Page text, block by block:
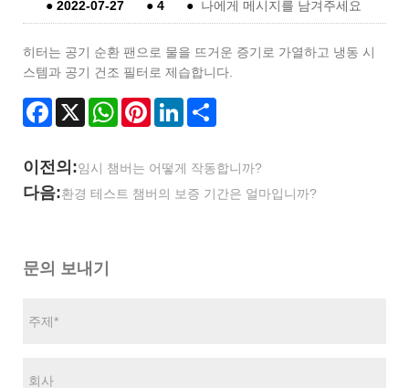
●2022-07-27 ●4 ● 나에게 메시지를 남겨주세요
히터는 공기 순환 팬으로 물을 뜨거운 증기로 가열하고 냉동 시
스템과 공기 건조 필터로 제습합니다.
Facebook
X WhatsAppPinterestLinkedIn
이전의:임시 챔버는 어떻게 작동합니까?
다음:환경 테스트 챔버의 보증 기간은 얼마입니까?
문의 보내기